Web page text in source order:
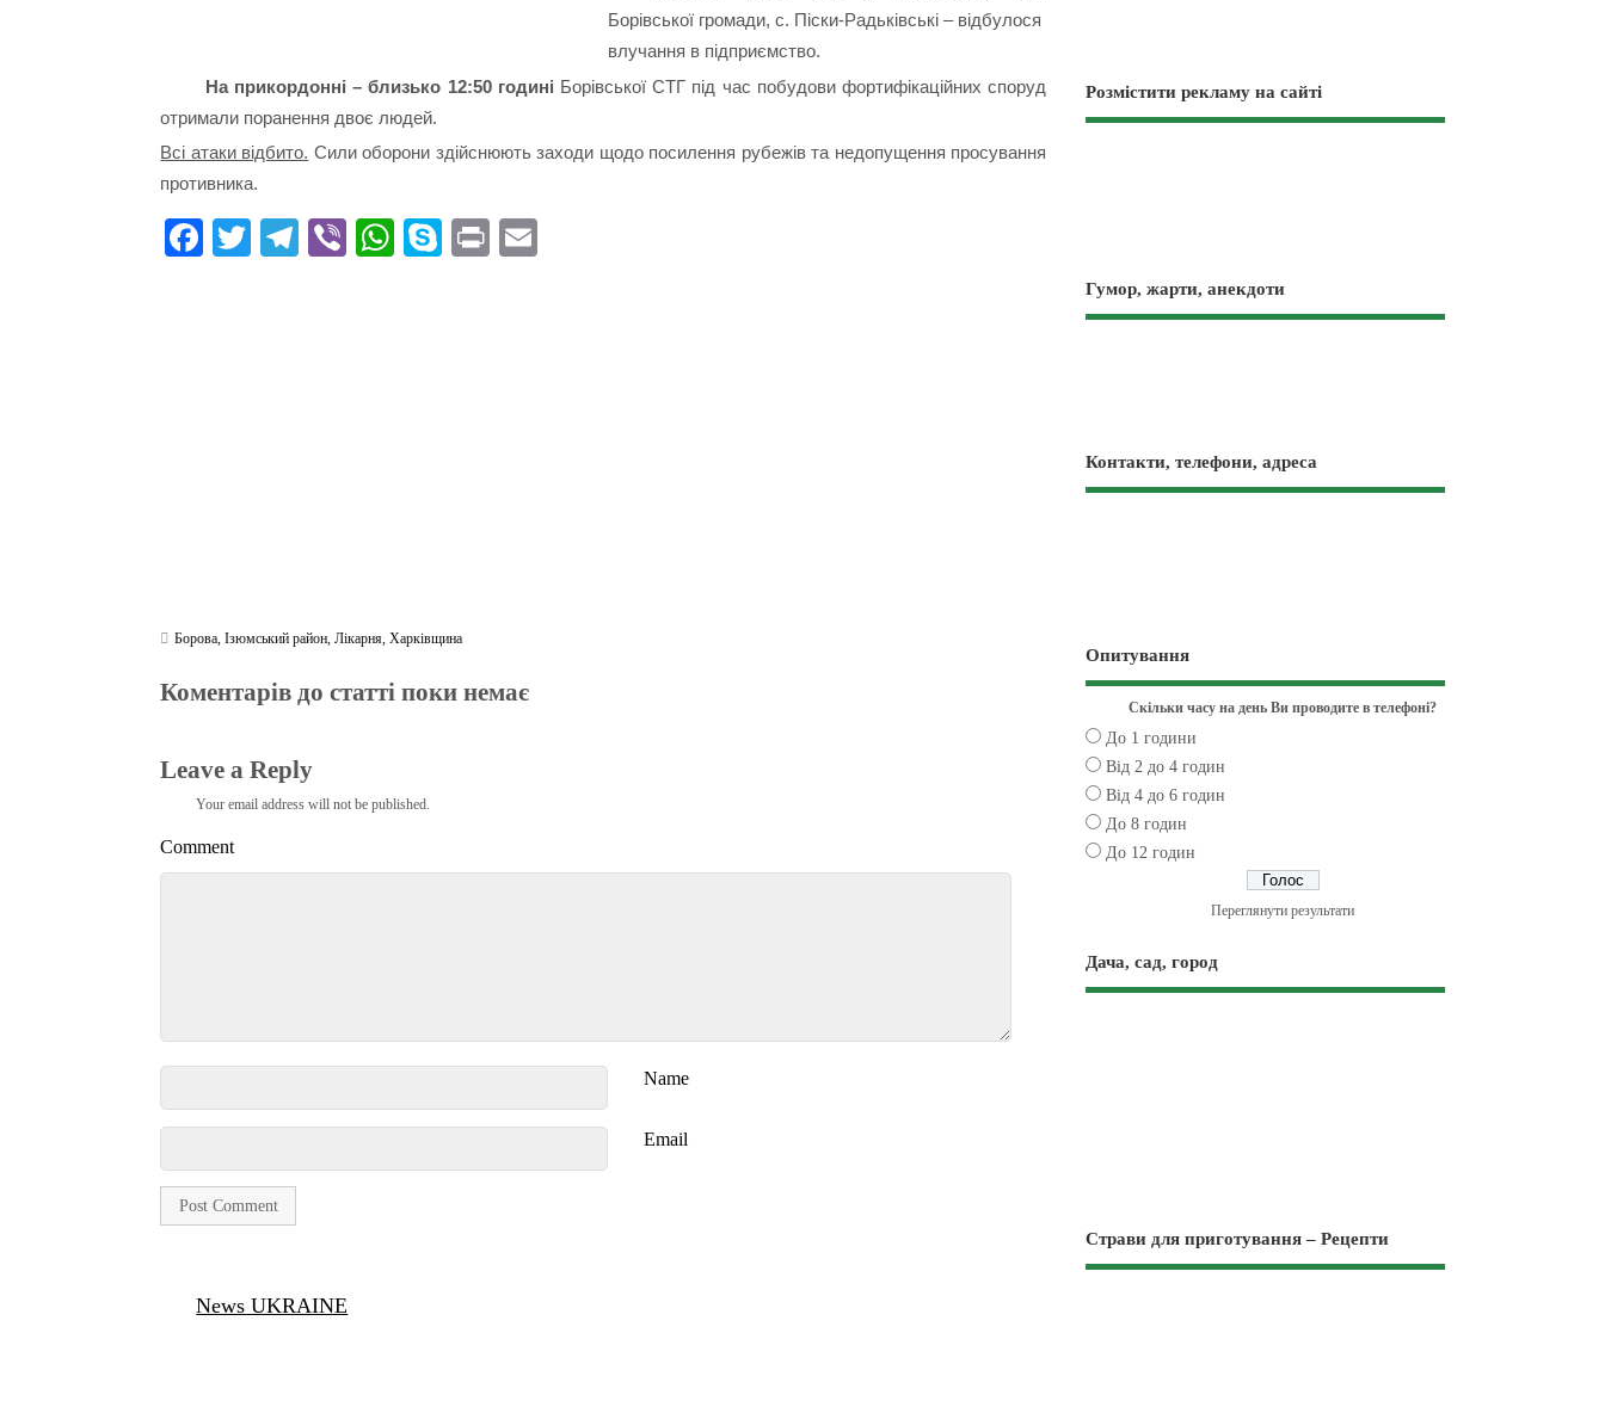
Борівської громади, с. Піски-Радьківські – відбулося
влучання в підприємство.
На прикордонні – близько 12:50 годині Борівської СТГ під час побудови фортифікаційних споруд
отримали поранення двоє людей.
Всі атаки відбито. Сили оборони здійснюють заходи щодо посилення рубежів та недопущення просування
противника.
Fa T
Te Vi
W
S
Pr
Борова,Ізюмський район,Лікарня,Харківщина
Коментарів до статті поки немає
Leave a Reply
Your email address will not be published.
Comment
Name
Email
News UKRAINE
Розмістити рекламу на сайті
Гумор, жарти, анекдоти
Контакти, телефони, адреса
Опитування
Скільки часу на день Ви проводите в телефоні?
До 1 години
Від 2 до 4 годин
Від 4 до 6 годин
До 8 годин
До 12 годин
Переглянути результати
Дача, сад, город
Страви для приготування – Рецепти